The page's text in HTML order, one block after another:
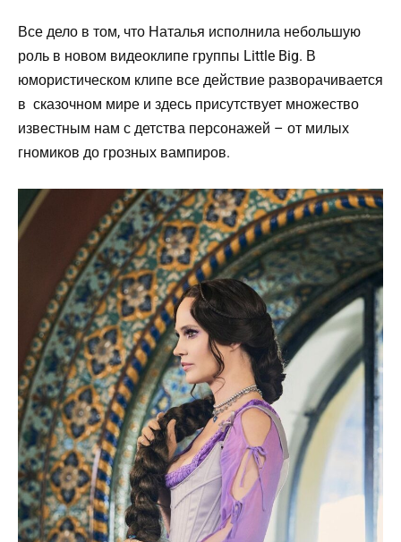
Все дело в том, что Наталья исполнила небольшую
роль в новом видеоклипе группы Little Big. В
юмористическом клипе все действие разворачивается
в сказочном мире и здесь присутствует множество
известным нам с детства персонажей – от милых
гномиков до грозных вампиров.